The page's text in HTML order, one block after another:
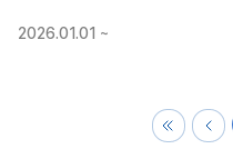
2026.01.01 ~